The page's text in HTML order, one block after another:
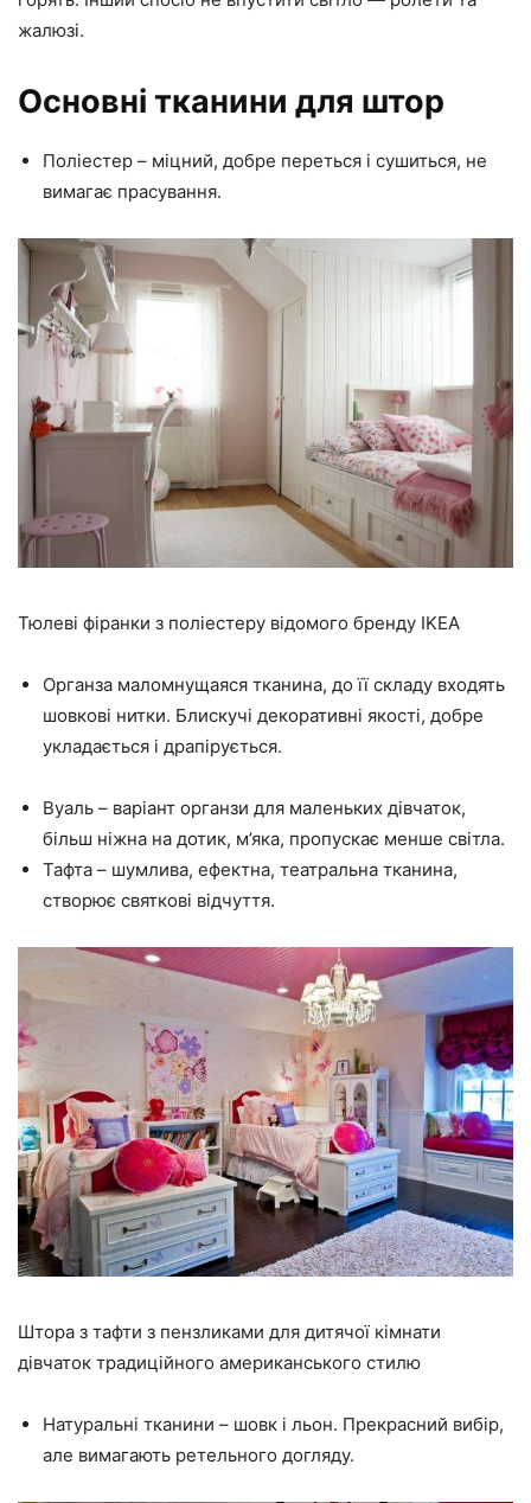
жалюзі.
Основні тканини для штор
Поліестер – міцний, добре переться і сушиться, не
вимагає прасування.
Тюлеві фіранки з поліестеру відомого бренду IKEA
Органза маломнущаяся тканина, до її складу входять
шовкові нитки. Блискучі декоративні якості, добре
укладається і драпірується.
Вуаль – варіант органзи для маленьких дівчаток,
більш ніжна на дотик, м’яка, пропускає менше світла.
Тафта – шумлива, ефектна, театральна тканина,
створює святкові відчуття.
Штора з тафти з пензликами для дитячої кімнати
дівчаток традиційного американського стилю
Натуральні тканини – шовк і льон. Прекрасний вибір,
але вимагають ретельного догляду.